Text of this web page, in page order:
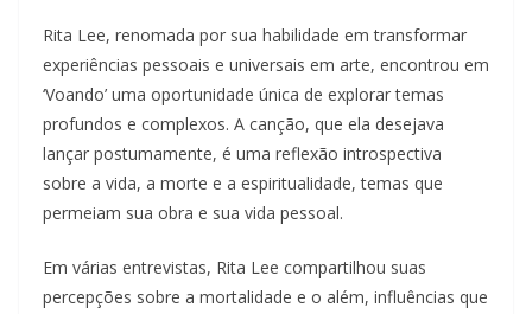
Rita Lee, renomada por sua habilidade em transformar
experiências pessoais e universais em arte, encontrou em
‘Voando’ uma oportunidade única de explorar temas
profundos e complexos. A canção, que ela desejava
lançar postumamente, é uma reflexão introspectiva
sobre a vida, a morte e a espiritualidade, temas que
permeiam sua obra e sua vida pessoal.
Em várias entrevistas, Rita Lee compartilhou suas
percepções sobre a mortalidade e o além, influências que